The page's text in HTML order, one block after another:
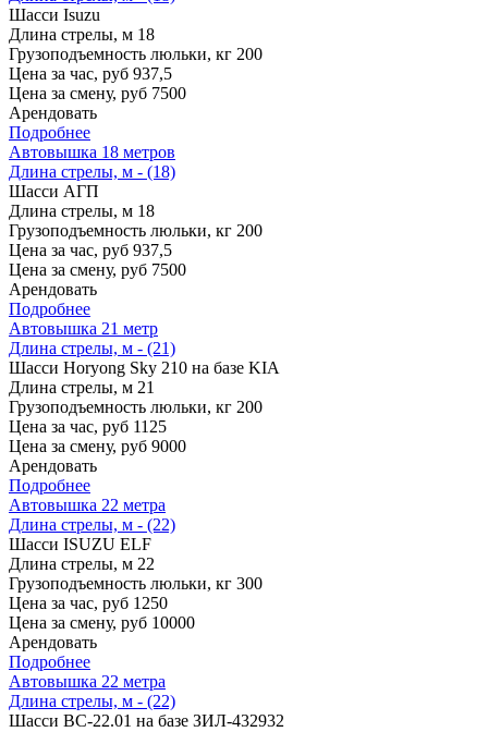
Шасси Isuzu
Длина стрелы, м 18
Грузоподъемность люльки, кг 200
Цена за час, руб 937,5
Цена за смену, руб 7500
Арендовать
Подробнее
Автовышка 18 метров
Длина стрелы, м - (18)
Шасси АГП
Длина стрелы, м 18
Грузоподъемность люльки, кг 200
Цена за час, руб 937,5
Цена за смену, руб 7500
Арендовать
Подробнее
Автовышка 21 метр
Длина стрелы, м - (21)
Шасси Horyong Sky 210 на базе KIA
Длина стрелы, м 21
Грузоподъемность люльки, кг 200
Цена за час, руб 1125
Цена за смену, руб 9000
Арендовать
Подробнее
Автовышка 22 метра
Длина стрелы, м - (22)
Шасси ISUZU ELF
Длина стрелы, м 22
Грузоподъемность люльки, кг 300
Цена за час, руб 1250
Цена за смену, руб 10000
Арендовать
Подробнее
Автовышка 22 метра
Длина стрелы, м - (22)
Шасси ВС-22.01 на базе ЗИЛ-432932